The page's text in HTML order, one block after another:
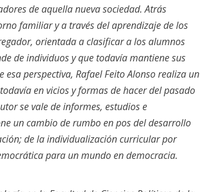
de aquella nueva sociedad. Atrás
familiar y a través del aprendizaje de los
orientada a clasificar a los alumnos
de individuos y que todavía mantiene sus
perspectiva, Rafael Feito Alonso realiza un
en vicios y formas de hacer del pasado
se vale de informes, estudios e
un cambio de rumbo en pos del desarrollo
de la individualización curricular por
para un mundo en democracia.